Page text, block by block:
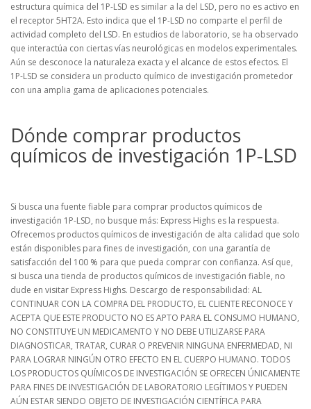
estructura química del 1P-LSD es similar a la del LSD, pero no es activo en
el receptor 5HT2A. Esto indica que el 1P-LSD no comparte el perfil de
actividad completo del LSD. En estudios de laboratorio, se ha observado
que interactúa con ciertas vías neurológicas en modelos experimentales.
Aún se desconoce la naturaleza exacta y el alcance de estos efectos. El
1P-LSD se considera un producto químico de investigación prometedor
con una amplia gama de aplicaciones potenciales.
Dónde comprar productos
químicos de investigación 1P-LSD
Si busca una fuente fiable para comprar productos químicos de
investigación 1P-LSD, no busque más: Express Highs es la respuesta.
Ofrecemos productos químicos de investigación de alta calidad que solo
están disponibles para fines de investigación, con una garantía de
satisfacción del 100 % para que pueda comprar con confianza. Así que,
si busca una tienda de productos químicos de investigación fiable, no
dude en visitar Express Highs. Descargo de responsabilidad: AL
CONTINUAR CON LA COMPRA DEL PRODUCTO, EL CLIENTE RECONOCE Y
ACEPTA QUE ESTE PRODUCTO NO ES APTO PARA EL CONSUMO HUMANO,
NO CONSTITUYE UN MEDICAMENTO Y NO DEBE UTILIZARSE PARA
DIAGNOSTICAR, TRATAR, CURAR O PREVENIR NINGUNA ENFERMEDAD, NI
PARA LOGRAR NINGÚN OTRO EFECTO EN EL CUERPO HUMANO. TODOS
LOS PRODUCTOS QUÍMICOS DE INVESTIGACIÓN SE OFRECEN ÚNICAMENTE
PARA FINES DE INVESTIGACIÓN DE LABORATORIO LEGÍTIMOS Y PUEDEN
AÚN ESTAR SIENDO OBJETO DE INVESTIGACIÓN CIENTÍFICA PARA